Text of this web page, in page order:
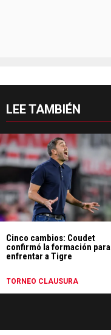
LEE TAMBIÉN
Cinco cambios: Coudet
confirmó la formación para
enfrentar a Tigre
TORNEO CLAUSURA